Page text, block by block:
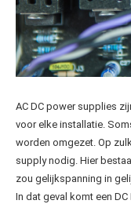
AC DC power supplies
voor elke installatie.
worden omgezet. Op
supply nodig. Hier
zou gelijkspanning in
In dat geval komt een